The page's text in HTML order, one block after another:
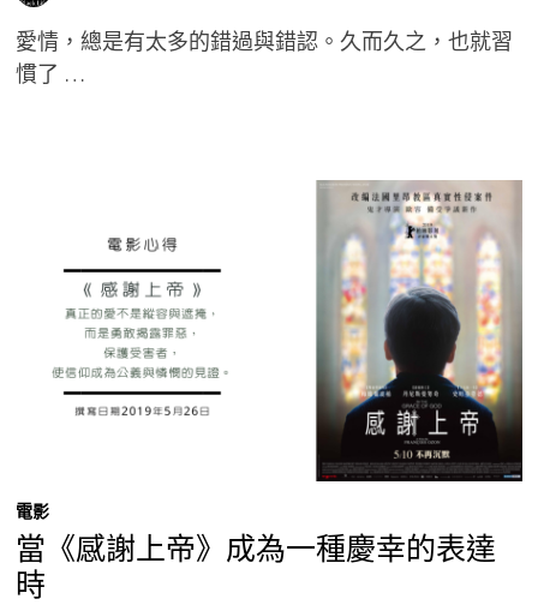
愛情，總是有太多的錯過與錯認。久而久之，也就習
慣了 …
電影
當《感謝上帝》成為一種慶幸的表達
時